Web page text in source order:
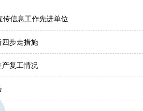
传信息工作先进单位
步走措施
产复工情况